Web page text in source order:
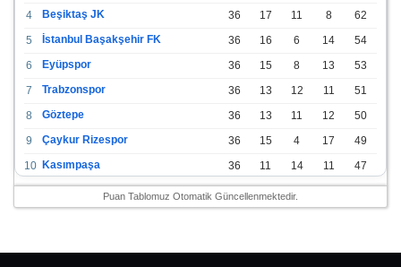
4
Beşiktaş JK 36 17 11 8
62
5
İstanbul Başakşehir FK 36 16 6 14
54
6
Eyüpspor 36 15 8 13
53
7
Trabzonspor 36 13 12 11
51
8
Göztepe 36 13 11 12
50
9
Çaykur Rizespor 36 15 4 17
49
10 Kasımpaşa 36 11 14 11
47
Konyaspor Puan Tablomuz Otomatik Güncellenmektedir.